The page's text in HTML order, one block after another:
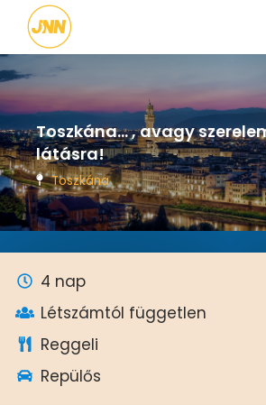
Toszkána... , avagy
látásra!
Toszkána
4 nap
Létszámtól független
Reggeli
Repülős